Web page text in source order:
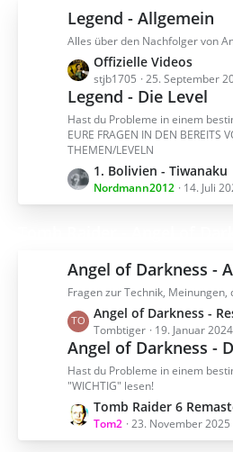
ä
g
e
e
B
e
i
t
r
ä
g
e
Legend - Allgemein
Alles über den Nachfolger von
L
e
t
z
t
e
B
e
i
ä
g
e
Offizielle Videos
stjb1705 25. September
Legend - Die Level
Hast du Probleme in einem
EURE FRAGEN IN DEN BEREITS
THEMEN/LEVELN
L
e
t
e
B
e
i
t
r
ä
g
e
1. Bolivien - Tiwanaku
Nordmann2012 14. Juli
Angel of Darkness -
Fragen zur Technik, Meinungen,
L
e
t
z
t
e
B
e
Angel of Darkness -
Tombtiger 19. Januar
Angel of Darkness -
Hast du Probleme in einem
"WICHTIG" lesen!
L
e
t
Tomb Raider 6
Tom2 23. November 2025